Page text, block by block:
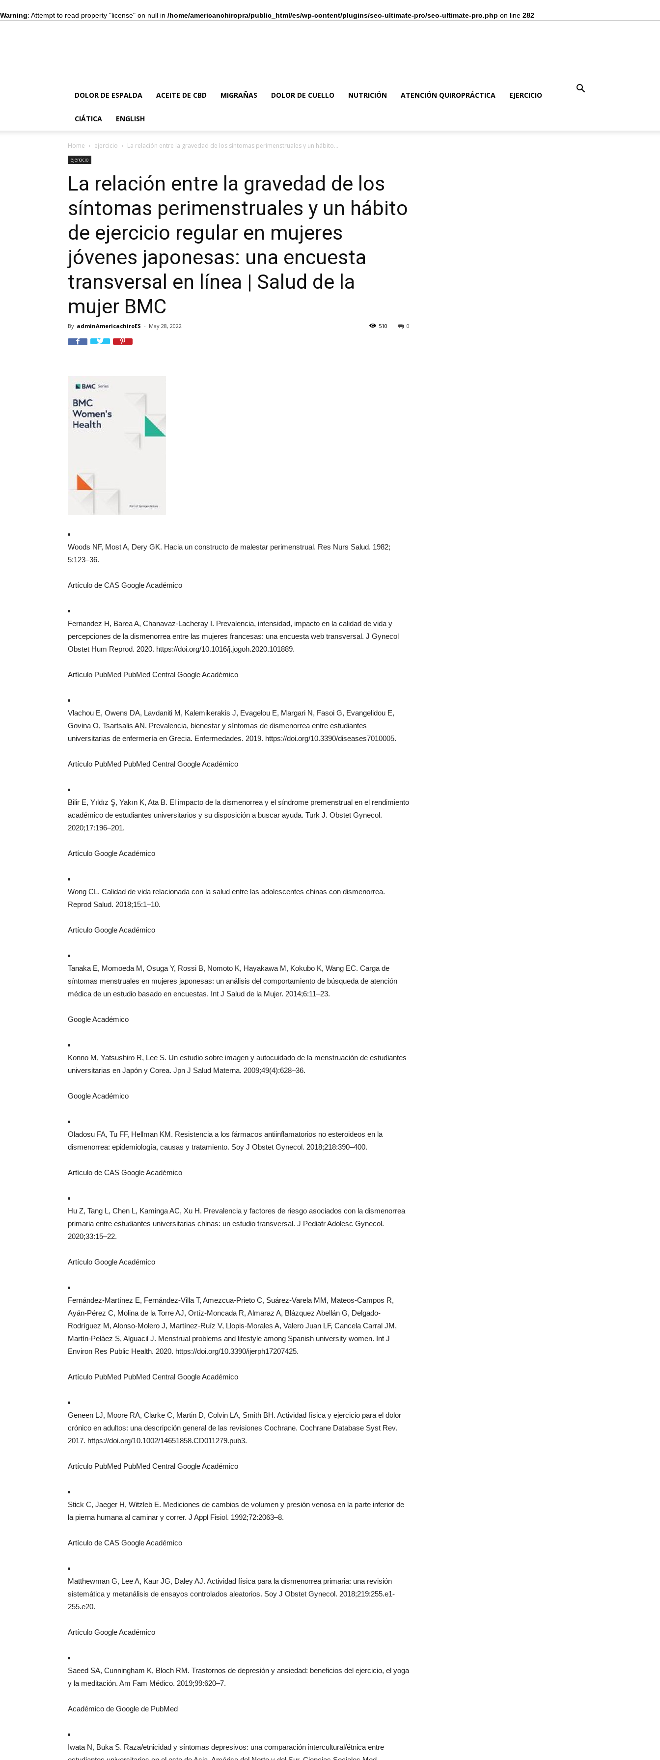
Warning: Attempt to read property "license" on null in /home/americanchiropra/public_html/es/wp-content/plugins/seo-ultimate-pro/seo-ultimate-pro.php on line 282
DOLOR DE ESPALDA ACEITE DE CBD MIGRAÑAS DOLOR DE CUELLO NUTRICIÓN ATENCIÓN QUIROPRÁCTICA EJERCICIO
CIÁTICA ENGLISH
Home ejercicio La relación entre la gravedad de los síntomas perimenstruales y un hábito...
ejercicio
La relación entre la gravedad de los
síntomas perimenstruales y un hábito
de ejercicio regular en mujeres
jóvenes japonesas: una encuesta
transversal en línea | Salud de la
mujer BMC
By adminAmericachiroES - May 28, 2022 0
510
Woods NF, Most A, Dery GK. Hacia un constructo de malestar perimenstrual. Res Nurs Salud. 1982;
5:123–36.
Artículo de CAS Google Académico
Fernandez H, Barea A, Chanavaz-Lacheray I. Prevalencia, intensidad, impacto en la calidad de vida y
percepciones de la dismenorrea entre las mujeres francesas: una encuesta web transversal. J Gynecol
Obstet Hum Reprod. 2020. https://doi.org/10.1016/j.jogoh.2020.101889.
Artículo PubMed PubMed Central Google Académico
Vlachou E, Owens DA, Lavdaniti M, Kalemikerakis J, Evagelou E, Margari N, Fasoi G, Evangelidou E,
Govina O, Tsartsalis AN. Prevalencia, bienestar y síntomas de dismenorrea entre estudiantes
universitarias de enfermería en Grecia. Enfermedades. 2019. https://doi.org/10.3390/diseases7010005.
Artículo PubMed PubMed Central Google Académico
Bilir E, Yıldız Ş, Yakın K, Ata B. El impacto de la dismenorrea y el síndrome premenstrual en el rendimiento
académico de estudiantes universitarios y su disposición a buscar ayuda. Turk J. Obstet Gynecol.
2020;17:196–201.
Artículo Google Académico
Wong CL. Calidad de vida relacionada con la salud entre las adolescentes chinas con dismenorrea.
Reprod Salud. 2018;15:1–10.
Artículo Google Académico
Tanaka E, Momoeda M, Osuga Y, Rossi B, Nomoto K, Hayakawa M, Kokubo K, Wang EC. Carga de
síntomas menstruales en mujeres japonesas: un análisis del comportamiento de búsqueda de atención
médica de un estudio basado en encuestas. Int J Salud de la Mujer. 2014;6:11–23.
Google Académico
Konno M, Yatsushiro R, Lee S. Un estudio sobre imagen y autocuidado de la menstruación de estudiantes
universitarias en Japón y Corea. Jpn J Salud Materna. 2009;49(4):628–36.
Google Académico
Oladosu FA, Tu FF, Hellman KM. Resistencia a los fármacos antiinflamatorios no esteroideos en la
dismenorrea: epidemiología, causas y tratamiento. Soy J Obstet Gynecol. 2018;218:390–400.
Artículo de CAS Google Académico
Hu Z, Tang L, Chen L, Kaminga AC, Xu H. Prevalencia y factores de riesgo asociados con la dismenorrea
primaria entre estudiantes universitarias chinas: un estudio transversal. J Pediatr Adolesc Gynecol.
2020;33:15–22.
Artículo Google Académico
Fernández-Martínez E, Fernández-Villa T, Amezcua-Prieto C, Suárez-Varela MM, Mateos-Campos R,
Ayán-Pérez C, Molina de la Torre AJ, Ortíz-Moncada R, Almaraz A, Blázquez Abellán G, Delgado-
Rodríguez M, Alonso-Molero J, Martínez-Ruíz V, Llopis-Morales A, Valero Juan LF, Cancela Carral JM,
Martín-Peláez S, Alguacil J. Menstrual problems and lifestyle among Spanish university women. Int J
Environ Res Public Health. 2020. https://doi.org/10.3390/ijerph17207425.
Artículo PubMed PubMed Central Google Académico
Geneen LJ, Moore RA, Clarke C, Martin D, Colvin LA, Smith BH. Actividad física y ejercicio para el dolor
crónico en adultos: una descripción general de las revisiones Cochrane. Cochrane Database Syst Rev.
2017. https://doi.org/10.1002/14651858.CD011279.pub3.
Artículo PubMed PubMed Central Google Académico
Stick C, Jaeger H, Witzleb E. Mediciones de cambios de volumen y presión venosa en la parte inferior de
la pierna humana al caminar y correr. J Appl Fisiol. 1992;72:2063–8.
Artículo de CAS Google Académico
Matthewman G, Lee A, Kaur JG, Daley AJ. Actividad física para la dismenorrea primaria: una revisión
sistemática y metanálisis de ensayos controlados aleatorios. Soy J Obstet Gynecol. 2018;219:255.e1-
255.e20.
Artículo Google Académico
Saeed SA, Cunningham K, Bloch RM. Trastornos de depresión y ansiedad: beneficios del ejercicio, el yoga
y la meditación. Am Fam Médico. 2019;99:620–7.
Académico de Google de PubMed
Iwata N, Buka S. Raza/etnicidad y síntomas depresivos: una comparación intercultural/étnica entre